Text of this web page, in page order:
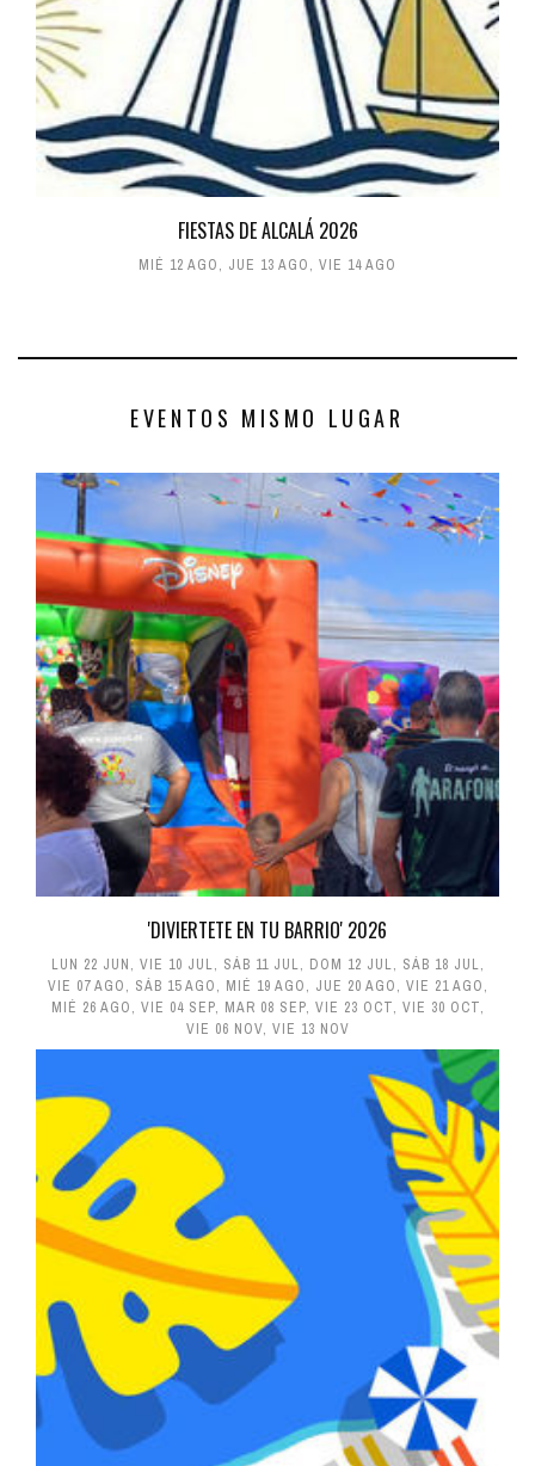
FIESTAS DE ALCALÁ 2026
MIÉ 12 AGO, JUE 13 AGO, VIE 14 AGO
EVENTOS MISMO LUGAR
'DIVIERTETE EN TU BARRIO' 2026
LUN 22 JUN, VIE 10 JUL, SÁB 11 JUL, DOM 12 JUL, SÁB 18 JUL,
VIE 07 AGO, SÁB 15 AGO, MIÉ 19 AGO, JUE 20 AGO, VIE 21 AGO,
MIÉ 26 AGO, VIE 04 SEP, MAR 08 SEP, VIE 23 OCT, VIE 30 OCT,
VIE 06 NOV, VIE 13 NOV